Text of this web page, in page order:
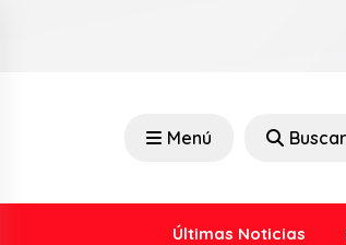
Menú Buscar
Últimas Noticias